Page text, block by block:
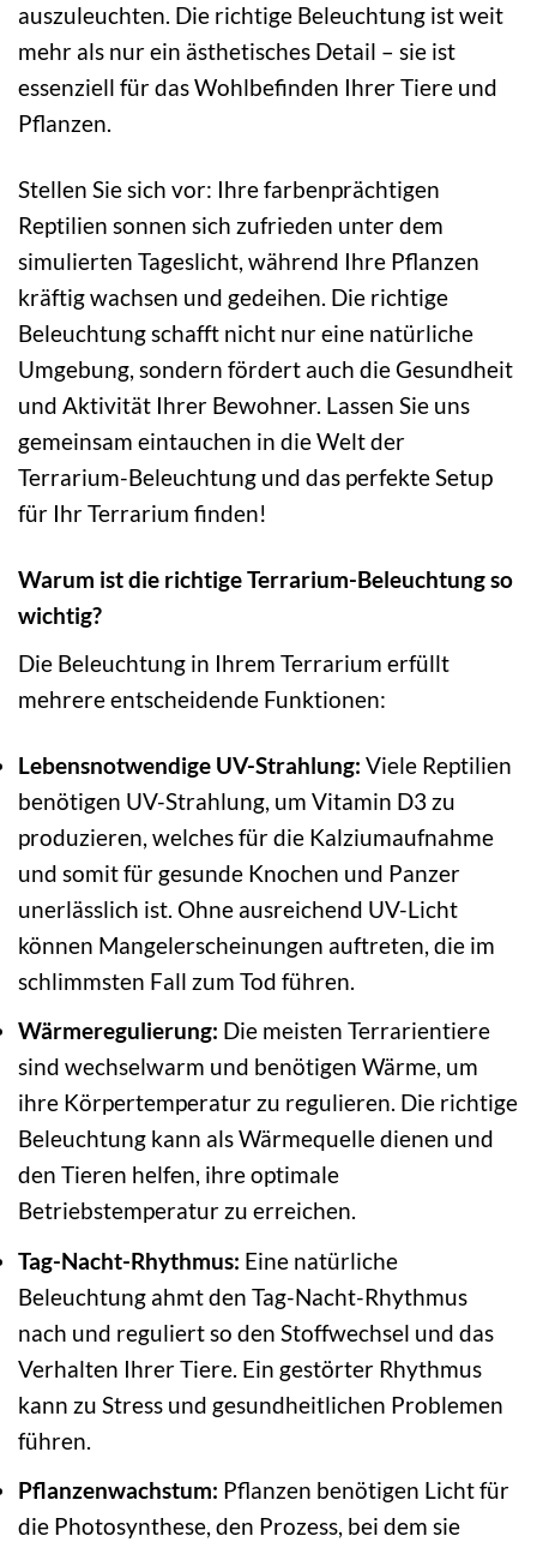
auszuleuchten. Die richtige Beleuchtung ist weit
mehr als nur ein ästhetisches Detail – sie ist
essenziell für das Wohlbefinden Ihrer Tiere und
Pflanzen.
Stellen Sie sich vor: Ihre farbenprächtigen
Reptilien sonnen sich zufrieden unter dem
simulierten Tageslicht, während Ihre Pflanzen
kräftig wachsen und gedeihen. Die richtige
Beleuchtung schafft nicht nur eine natürliche
Umgebung, sondern fördert auch die Gesundheit
und Aktivität Ihrer Bewohner. Lassen Sie uns
gemeinsam eintauchen in die Welt der
Terrarium-Beleuchtung und das perfekte Setup
für Ihr Terrarium finden!
Warum ist die richtige Terrarium-Beleuchtung so
wichtig?
Die Beleuchtung in Ihrem Terrarium erfüllt
mehrere entscheidende Funktionen:
Lebensnotwendige UV-Strahlung: Viele Reptilien
benötigen UV-Strahlung, um Vitamin D3 zu
produzieren, welches für die Kalziumaufnahme
und somit für gesunde Knochen und Panzer
unerlässlich ist. Ohne ausreichend UV-Licht
können Mangelerscheinungen auftreten, die im
schlimmsten Fall zum Tod führen.
Wärmeregulierung: Die meisten Terrarientiere
sind wechselwarm und benötigen Wärme, um
ihre Körpertemperatur zu regulieren. Die richtige
Beleuchtung kann als Wärmequelle dienen und
den Tieren helfen, ihre optimale
Betriebstemperatur zu erreichen.
Tag-Nacht-Rhythmus: Eine natürliche
Beleuchtung ahmt den Tag-Nacht-Rhythmus
nach und reguliert so den Stoffwechsel und das
Verhalten Ihrer Tiere. Ein gestörter Rhythmus
kann zu Stress und gesundheitlichen Problemen
führen.
Pflanzenwachstum: Pflanzen benötigen Licht für
die Photosynthese, den Prozess, bei dem sie